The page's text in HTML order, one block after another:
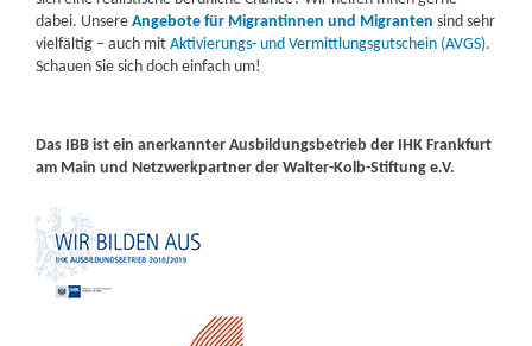
dabei. UnsereAngebote für Migrantinnen und Migranten sind sehr
vielfältig – auch mitAktivierungs- und Vermittlungsgutschein (AVGS).
Schauen Sie sich doch einfach um!
Das IBB ist ein anerkannter Ausbildungsbetrieb der IHK Frankfurt
am Main und Netzwerkpartner der Walter-Kolb-Stiftung e.V.